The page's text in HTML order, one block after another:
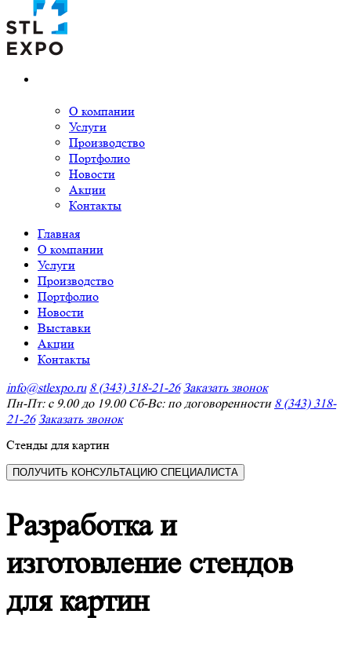
О компании
Услуги
Производство
Портфолио
Новости
Акции
Контакты
Главная
О компании
Услуги
Производство
Портфолио
Новости
Выставки
Акции
Контакты
info@stlexpo.ru 8 (343) 318-21-26 Заказать звонок
Пн-Пт: с 9.00 до 19.00 Сб-Вс: по договоренности 8 (343) 318-
21-26 Заказать звонок
Стенды для картин
ПОЛУЧИТЬ КОНСУЛЬТАЦИЮ СПЕЦИАЛИСТА
Разработка и
изготовление стендов
для картин